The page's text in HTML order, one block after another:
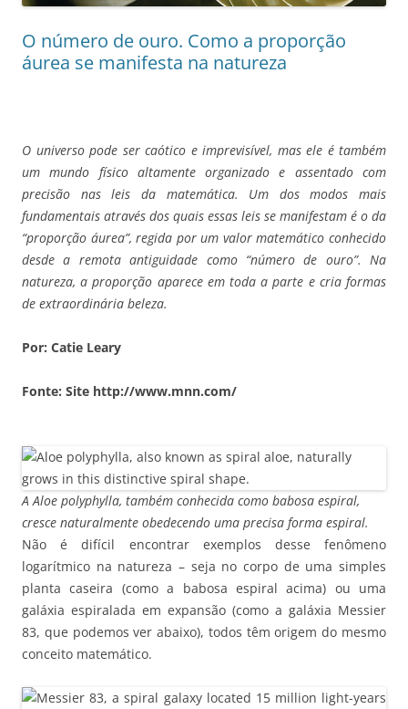
O número de ouro. Como a proporção
áurea se manifesta na natureza
O universo pode ser caótico e imprevisível, mas ele é também
um mundo físico altamente organizado e assentado com
precisão nas leis da matemática. Um dos modos mais
fundamentais através dos quais essas leis se manifestam é o da
“proporção áurea”, regida por um valor matemático conhecido
desde a remota antiguidade como “número de ouro”. Na
natureza, a proporção aparece em toda a parte e cria formas
de extraordinária beleza.
Por: Catie Leary
Fonte: Site http://www.mnn.com/
A Aloe polyphylla, também conhecida como babosa espiral,
cresce naturalmente obedecendo uma precisa forma espiral.
Não é difícil encontrar exemplos desse fenômeno
logarítmico na natureza – seja no corpo de uma simples
planta caseira (como a babosa espiral acima) ou uma
galáxia espiralada em expansão (como a galáxia Messier
83, que podemos ver abaixo), todos têm origem do mesmo
conceito matemático.